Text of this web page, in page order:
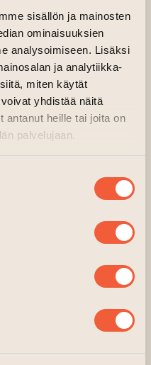
sisällön ja mainosten
ominaisuuksien
analysoimiseen. Lisäksi
ja analytiikka-
miten käytät
yhdistää näitä
antanut heille tai joita on
palvelujaan.
melko
tarjoaa
joko
millainen
elämäntapaamme.
mahdollisuuden
ja
sanoo
Jere Pensikkala.
arkkitehti ja
suunnittelun